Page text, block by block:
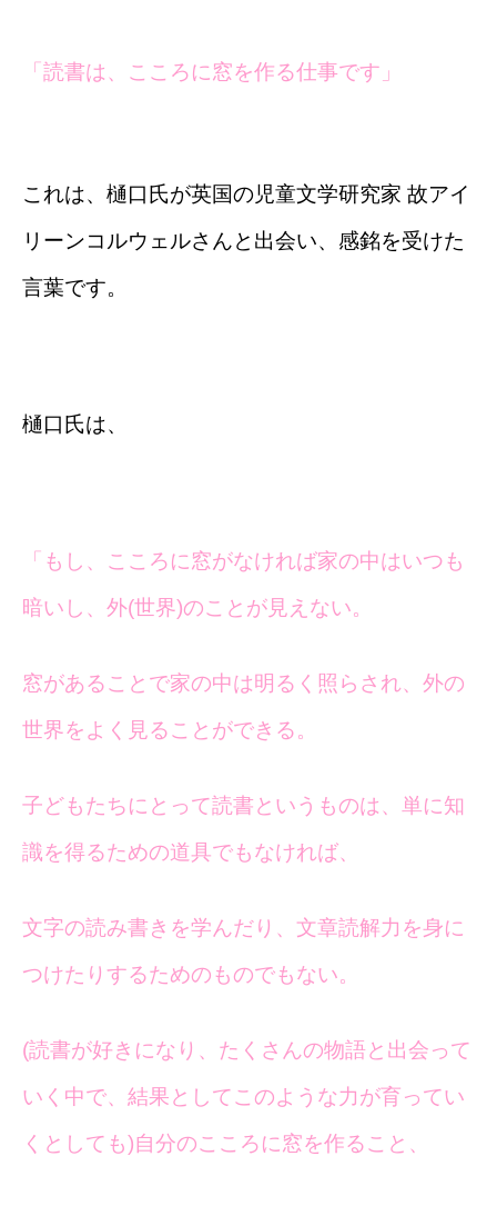
「読書は、こころに窓を作る仕事です」
これは、樋口氏が英国の児童文学研究家 故アイ
リーンコルウェルさんと出会い、感銘を受けた
言葉です。
樋口氏は、
「もし、こころに窓がなければ家の中はいつも
暗いし、外(世界)のことが見えない。
窓があることで家の中は明るく照らされ、外の
世界をよく見ることができる。
子どもたちにとって読書というものは、単に知
識を得るための道具でもなければ、
文字の読み書きを学んだり、文章読解力を身に
つけたりするためのものでもない。
(読書が好きになり、たくさんの物語と出会って
いく中で、結果としてこのような力が育ってい
くとしても)自分のこころに窓を作ること、